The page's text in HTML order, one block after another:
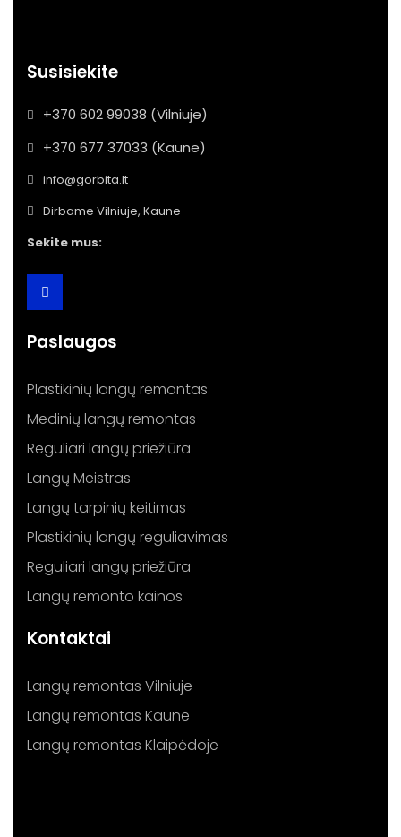
Susisiekite
+370 602 99038 (Vilniuje)
+370 677 37033 (Kaune)
info@gorbita.lt
Dirbame Vilniuje, Kaune
Sekite mus:
Paslaugos
Plastikinių langų remontas
Medinių langų remontas
Reguliari langų priežiūra
Langų Meistras
Langų tarpinių keitimas
Plastikinių langų reguliavimas
Reguliari langų priežiūra
Langų remonto kainos
Kontaktai
Langų remontas Vilniuje
Langų remontas Kaune
Langų remontas Klaipėdoje